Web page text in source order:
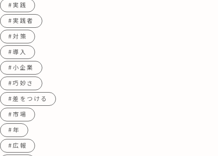
#実践
#実践者
#対策
#導入
#小企業
#巧妙さ
#差をつける
#市場
#年
#広報